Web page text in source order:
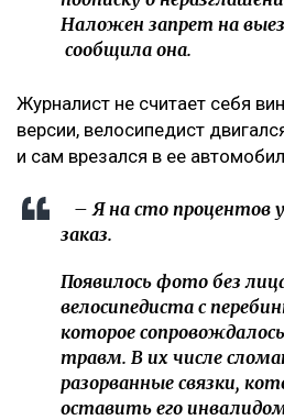
Наложен запрет на
сообщила она.
Журналист не считает себя
версии, велосипедист
и сам врезался в ее
– Я на сто процентов
заказ.
Появилось фото без
велосипедиста с
которое
травм. В их числе
разорванные связки,
оставить его